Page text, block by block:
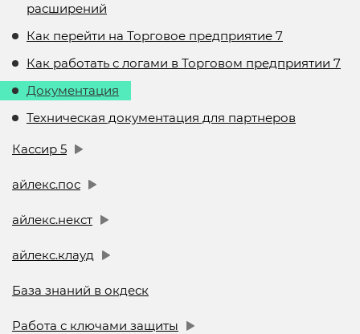
расширений
Как перейти на Торговое предприятие 7
Как работать с логами в Торговом предприятии 7
Документация
Техническая документация для партнеров
Кассир 5
айлекс.пос
айлекс.некст
айлекс.клауд
База знаний в окдеск
Работа с ключами защиты